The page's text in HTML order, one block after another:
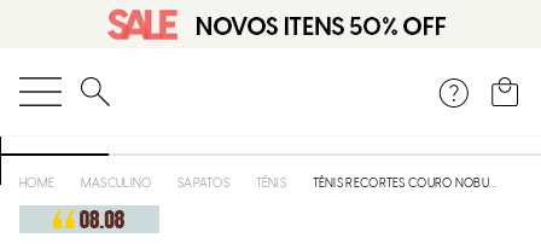
O que você está procurando?
MASCULINO SAPATOS TÊNIS TÊNIS RECORTES COURO NOBUCK MARROM CONHAQUE